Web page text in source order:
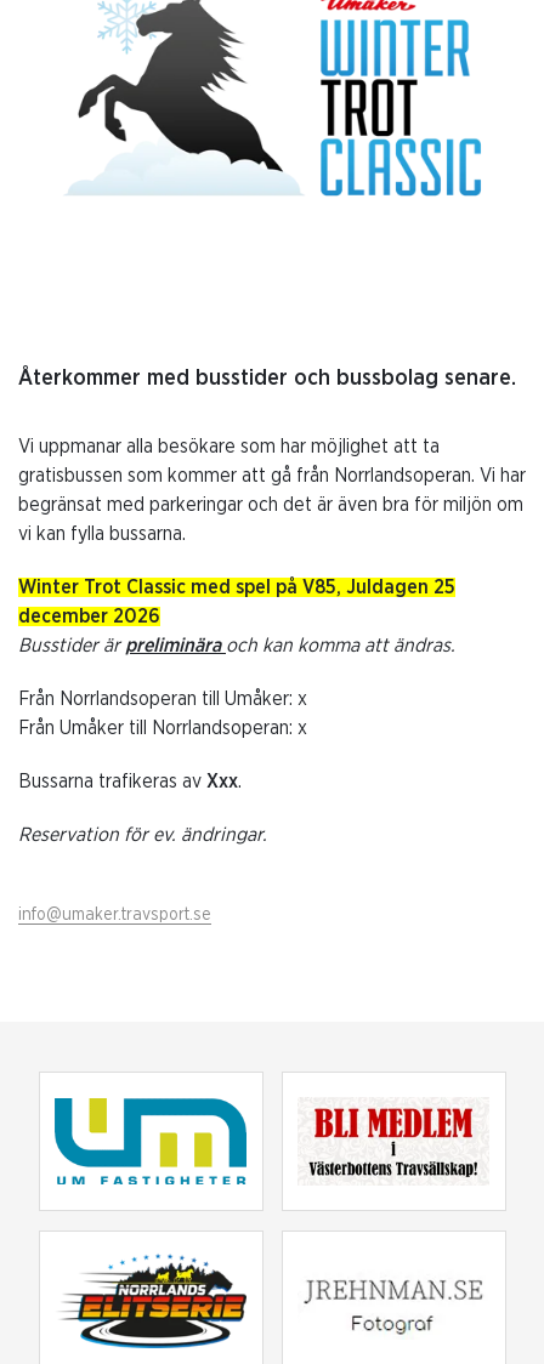
Återkommer med busstider och bussbolag senare.
Vi uppmanar alla besökare som har möjlighet att ta
gratisbussen som kommer att gå från Norrlandsoperan. Vi har
begränsat med parkeringar och det är även bra för miljön om
vi kan fylla bussarna.
Winter Trot Classic med spel på V85, Juldagen 25
december 2026
Busstider ärpreliminära och kan komma att ändras.
Från Norrlandsoperan till Umåker: x
Från Umåker till Norrlandsoperan: x
Bussarna trafikeras av Xxx.
Reservation för ev. ändringar.
info@umaker.travsport.se